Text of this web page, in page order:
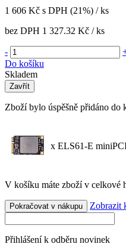
1 606 Kč s DPH (21%) / ks
bez DPH 1 327.32 Kč / ks
-
Do košíku
Skladem
Zavřít
Zboží bylo úspěšně přidáno do
x ELS61-E
V košíku máte zboží v celkové
Pokračovat v nákupu Zobrazit
Přihlášení k odběru novinek